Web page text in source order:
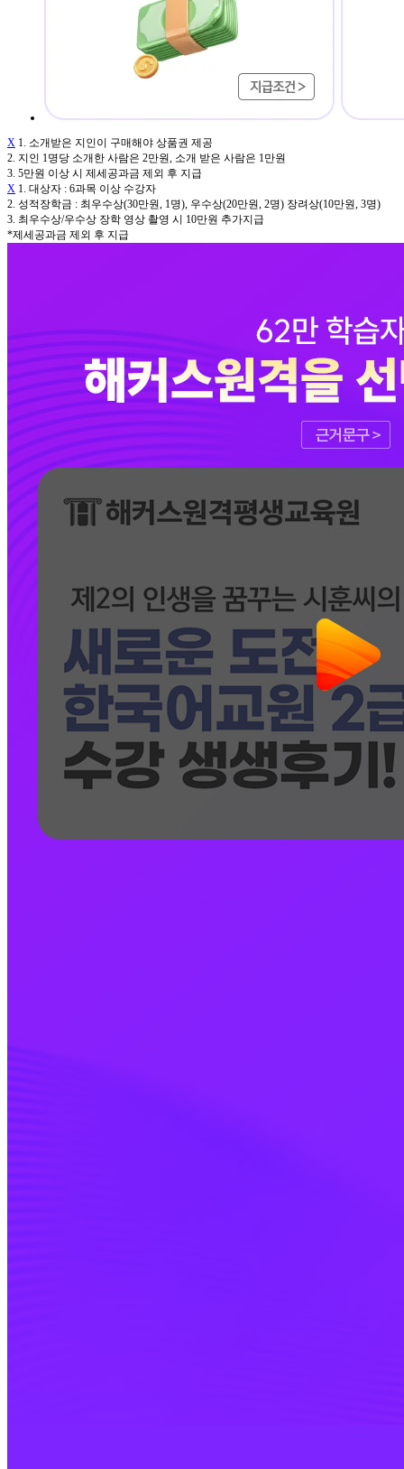
X 1. 소개받은 지인이 구매해야 상품권 제공
2. 지인 1명당 소개한 사람은 2만원, 소개 받은 사람은 1만원
3. 5만원 이상 시 제세공과금 제외 후 지급
X 1. 대상자 : 6과목 이상 수강자
2. 성적장학금 : 최우수상(30만원, 1명), 우수상(20만원, 2명) 장려상(10만원, 3명)
3. 최우수상/우수상 장학 영상 촬영 시 10만원 추가지급
*제세공과금 제외 후 지급